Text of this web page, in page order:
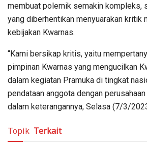
membuat polemik semakin kompleks,
yang diberhentikan menyuarakan kritik
kebijakan Kwarnas.
“Kami bersikap kritis, yaitu
pimpinan Kwarnas yang mengucilkan
dalam kegiatan Pramuka di tingkat
pendataan anggota dengan
dalam keterangannya, Selasa (7/3/
Topik Terkait